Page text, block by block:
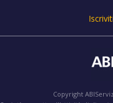
Copyright